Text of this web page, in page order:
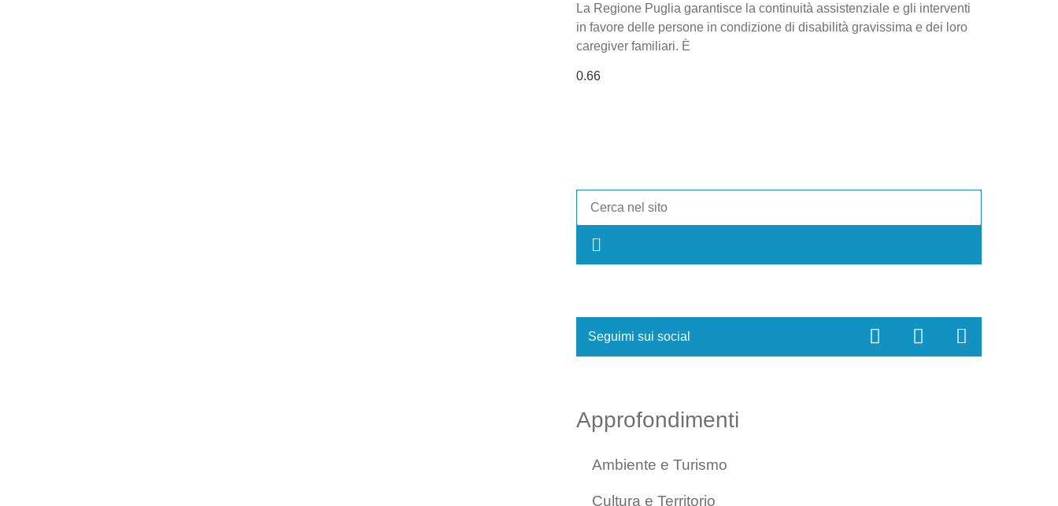
La Regione Puglia garantisce la continuità assistenziale e gli interventi
in favore delle persone in condizione di disabilità gravissima e dei loro
caregiver familiari. È
Seguimi sui social
Approfondimenti
Ambiente e Turismo
Cultura e Territorio